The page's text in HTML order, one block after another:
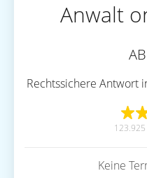
Anwalt
AB
Rechtssichere Antwort
Keine